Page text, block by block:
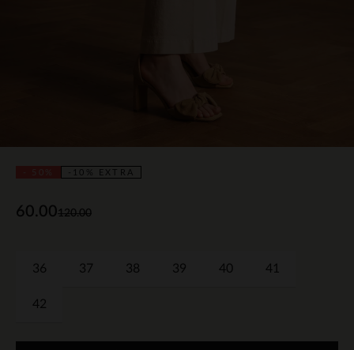
-10% EXTRA
120.00
60.00
36 37 38 39 40 41
42